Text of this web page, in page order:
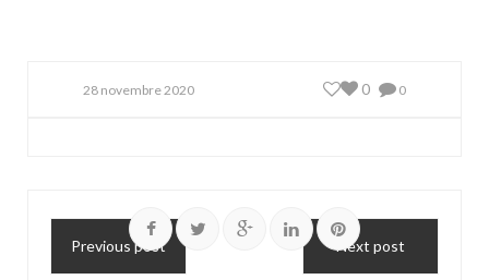
28 novembre 2020 0
0
Previous post Next post